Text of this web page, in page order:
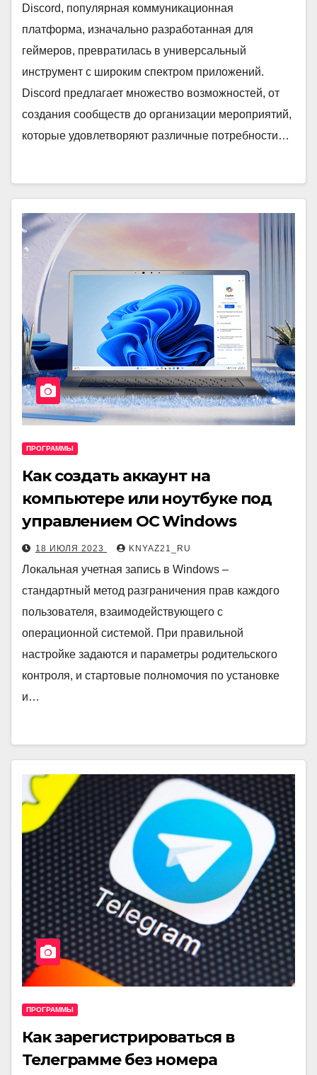
Discord, популярная коммуникационная
платформа, изначально разработанная для
геймеров, превратилась в универсальный
инструмент с широким спектром приложений.
Discord предлагает множество возможностей, от
создания сообществ до организации мероприятий,
которые удовлетворяют различные потребности…
ПРОГРАММЫ
Как создать аккаунт на
компьютере или ноутбуке под
управлением ОС Windows
18 ИЮЛЯ 2023 KNYAZ21_RU
Локальная учетная запись в Windows –
стандартный метод разграничения прав каждого
пользователя, взаимодействующего с
операционной системой. При правильной
настройке задаются и параметры родительского
контроля, и стартовые полномочия по установке
и…
ПРОГРАММЫ
Как зарегистрироваться в
Телеграмме без номера